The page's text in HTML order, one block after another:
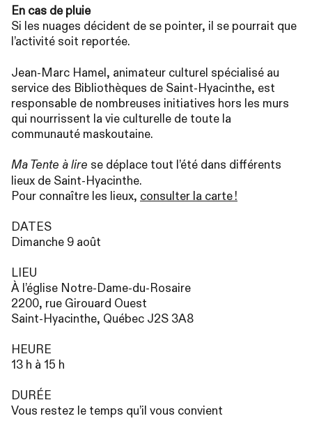
En cas de pluie
Si les nuages décident de se pointer, il se pourrait que
l’activité soit reportée.
Jean-Marc Hamel, animateur culturel spécialisé au
service des Bibliothèques de Saint-Hyacinthe, est
responsable de nombreuses initiatives hors les murs
qui nourrissent la vie culturelle de toute la
communauté maskoutaine.
Ma Tente à lire se déplace tout l’été dans différents
lieux de Saint-Hyacinthe.
Pour connaître les lieux, consulter la carte!
DATES
Dimanche 9 août
LIEU
À l’église Notre-Dame-du-Rosaire
2200, rue Girouard Ouest
Saint-Hyacinthe, Québec J2S 3A8
HEURE
13 h à 15 h
DURÉE
Vous restez le temps qu’il vous convient